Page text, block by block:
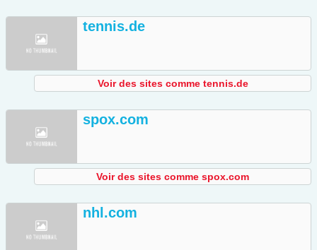
tennis.de
Voir des sites comme tennis.de
spox.com
Voir des sites comme spox.com
nhl.com